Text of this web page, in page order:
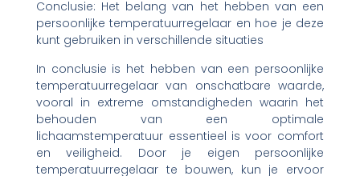
Conclusie: Het belang van het hebben van een
persoonlijke temperatuurregelaar en hoe je deze
kunt gebruiken in verschillende situaties
In conclusie is het hebben van een persoonlijke
temperatuurregelaar van onschatbare waarde,
vooral in extreme omstandigheden waarin het
behouden van een optimale
lichaamstemperatuur essentieel is voor comfort
en veiligheid. Door je eigen persoonlijke
temperatuurregelaar te bouwen, kun je ervoor